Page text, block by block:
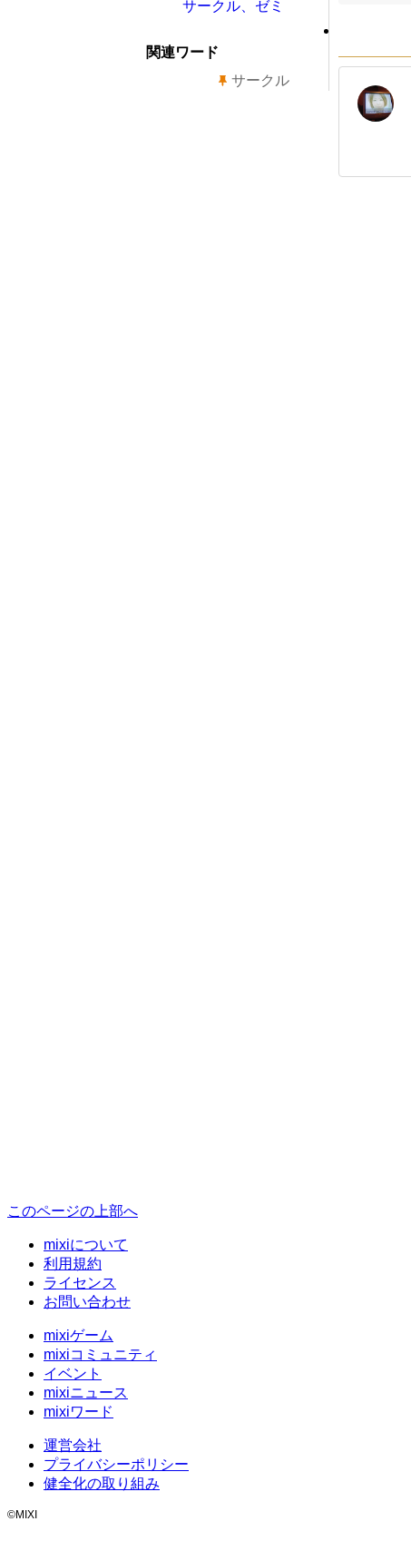
サークル、ゼミ
関連ワード
サークル
このページの上部へ
mixiについて
利用規約
ライセンス
お問い合わせ
mixiゲーム
mixiコミュニティ
イベント
mixiニュース
mixiワード
運営会社
プライバシーポリシー
健全化の取り組み
©MIXI